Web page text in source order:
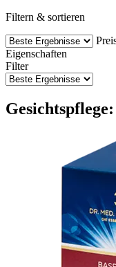
Filtern & sortieren
Eigenschaften
Filter